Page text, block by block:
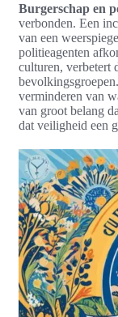
Burgerschap en
verbonden. Een
van een
politieagenten
culturen, verbetert
bevolkingsgroepen.
verminderen van
van groot belang
dat veiligheid een